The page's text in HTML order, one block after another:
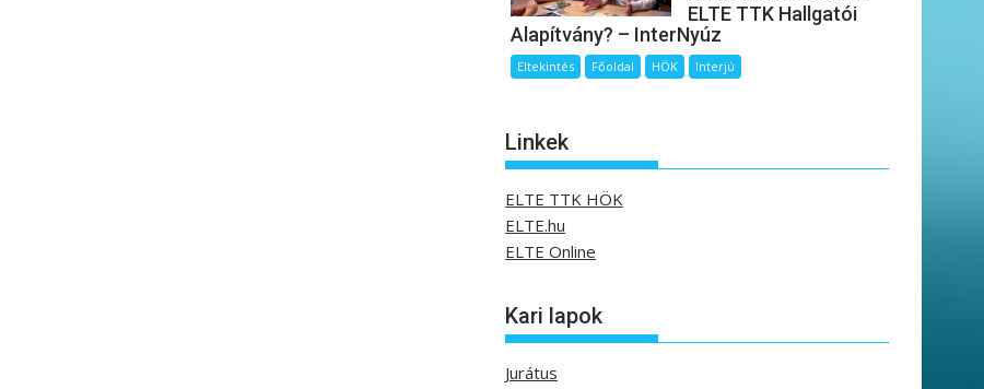
ELTE TTK Hallgatói
Alapítvány? – InterNyúz
Eltekintés Főoldal HÖK Interjú
Linkek
ELTE TTK HÖK
ELTE.hu
ELTE Online
Kari lapok
Jurátus